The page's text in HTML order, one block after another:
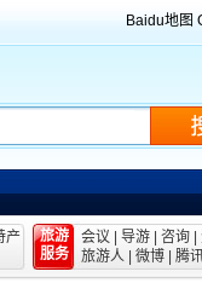
Baidu地图
产
旅游
服务
会议 导游 咨询
旅游人
微博 腾